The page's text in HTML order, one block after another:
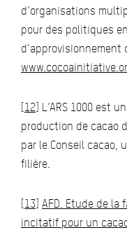
d’organisations
pour des politiques
d’approvisionnement
[12] L’ARS 1000 est
production de cacao
par le Conseil cacao,
filière.
[13] AFD. Etude de la
incitatif pour un